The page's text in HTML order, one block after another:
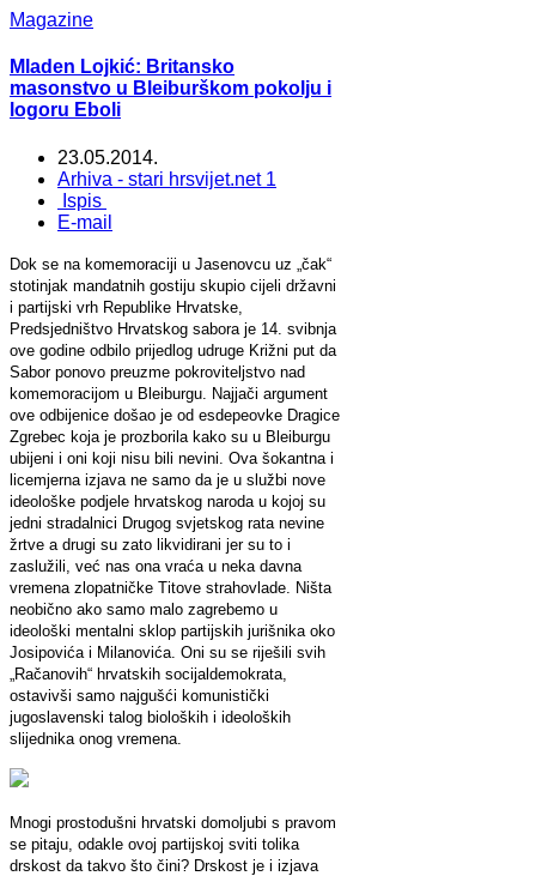
Magazine
Mladen Lojkić: Britansko
masonstvo u Bleiburškom pokolju i
logoru Eboli
23.05.2014.
Arhiva - stari hrsvijet.net 1
Ispis
E-mail
Dok se na komemoraciji u Jasenovcu uz „čak“
stotinjak mandatnih gostiju skupio cijeli državni
i partijski vrh Republike Hrvatske,
Predsjedništvo Hrvatskog sabora je 14. svibnja
ove godine odbilo prijedlog udruge Križni put da
Sabor ponovo preuzme pokroviteljstvo nad
komemoracijom u Bleiburgu. Najjači argument
ove odbijenice došao je od esdepeovke Dragice
Zgrebec koja je prozborila kako su u Bleiburgu
ubijeni i oni koji nisu bili nevini. Ova šokantna i
licemjerna izjava ne samo da je u službi nove
ideološke podjele hrvatskog naroda u kojoj su
jedni stradalnici Drugog svjetskog rata nevine
žrtve a drugi su zato likvidirani jer su to i
zaslužili, već nas ona vraća u neka davna
vremena zlopatničke Titove strahovlade. Ništa
neobično ako samo malo zagrebemo u
ideološki mentalni sklop partijskih jurišnika oko
Josipovića i Milanovića. Oni su se riješili svih
„Račanovih“ hrvatskih socijaldemokrata,
ostavivši samo najgušći komunistički
jugoslavenski talog bioloških i ideoloških
slijednika onog vremena.
Mnogi prostodušni hrvatski domoljubi s pravom
se pitaju, odakle ovoj partijskoj sviti tolika
drskost da takvo što čini? Drskost je i izjava